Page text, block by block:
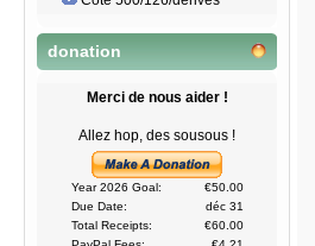
donation
Merci de nous aider !
Allez hop, des sousous !
Year 2026 Goal:
€50.00
Due Date:
déc 31
Total Receipts:
€60.00